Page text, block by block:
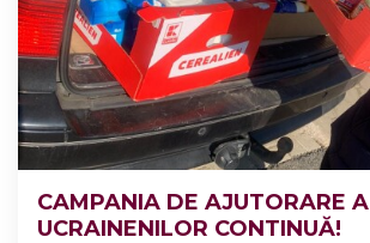
CAMPANIA DE AJUTORARE A
UCRAINENILOR CONTINUĂ!